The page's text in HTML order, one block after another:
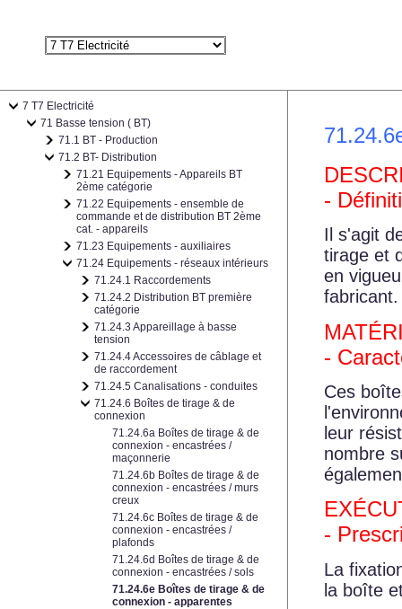
7 T7 Electricité
71 Basse tension ( BT)
71.1 BT - Production
71.2 BT- Distribution
71.21 Equipements - Appareils BT
2ème catégorie
71.22 Equipements - ensemble de
commande et de distribution BT 2ème
cat. - appareils
71.23 Equipements - auxiliaires
71.24 Equipements - réseaux intérieurs
71.24.1 Raccordements
71.24.2 Distribution BT première
catégorie
71.24.3 Appareillage à basse
tension
71.24.4 Accessoires de câblage et
de raccordement
71.24.5 Canalisations - conduites
71.24.6 Boîtes de tirage & de
connexion
71.24.6a Boîtes de tirage & de
connexion - encastrées /
maçonnerie
71.24.6b Boîtes de tirage & de
connexion - encastrées / murs
creux
71.24.6c Boîtes de tirage & de
connexion - encastrées /
plafonds
71.24.6d Boîtes de tirage & de
connexion - encastrées / sols
71.24.6e Boîtes de tirage & de
connexion - apparentes
-
Il s'agit
tirage et
en
-
Ces
leur
nombre
-
La
la boîte